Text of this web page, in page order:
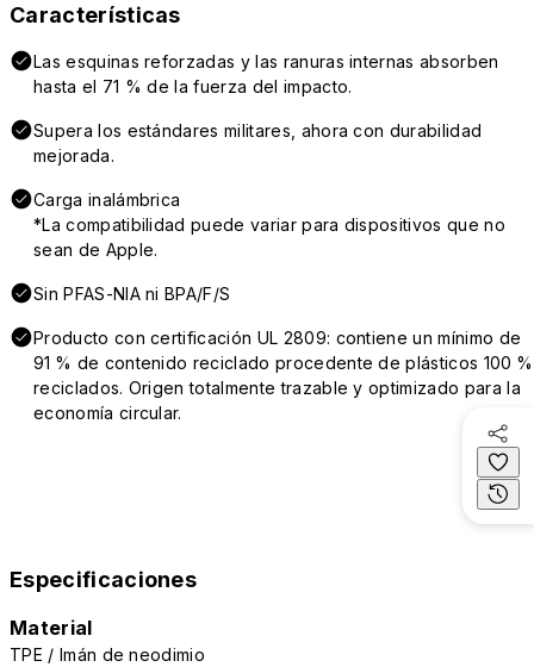
Características
Las esquinas reforzadas y las ranuras internas absorben
hasta el 71 % de la fuerza del impacto.
Supera los estándares militares, ahora con durabilidad
mejorada.
Carga inalámbrica
*La compatibilidad puede variar para dispositivos que no
sean de Apple.
Sin PFAS-NIA ni BPA/F/S
Producto con certificación UL 2809: contiene un mínimo de
91 % de contenido reciclado procedente de plásticos 100 %
reciclados. Origen totalmente trazable y optimizado para la
economía circular.
Especificaciones
Material
TPE / Imán de neodimio